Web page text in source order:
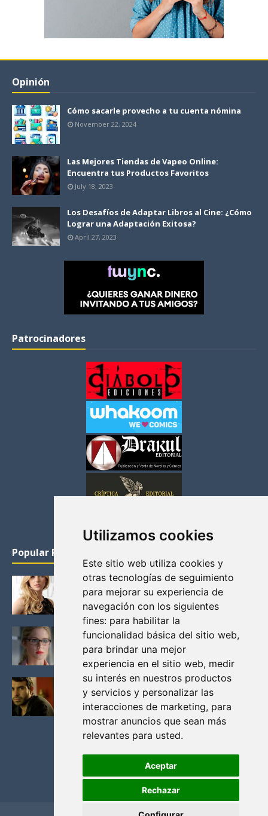
Utilizamos cookies
Este sitio web utiliza cookies y
otras tecnologías de seguimiento
para mejorar su experiencia de
navegación con los siguientes
fines: para habilitar la
funcionalidad básica del sitio web,
para brindar una mejor
experiencia en el sitio web, medir
su interés en nuestros productos
y servicios y personalizar las
interacciones de marketing, para
mostrar anuncios que sean más
relevantes para usted.
Aceptar
Rechazar
Opinión
Cómo sacarle provecho a tu cuenta nómina
November 22, 2024
Las Mejores Tiendas de Vapeo Online:
Encuentra tus Productos Favoritos
July 18, 2023
Los Desafíos de Adaptar Libros al Cine: ¿Cómo
Lograr una Adaptación Exitosa?
April 27, 2023
Patrocinadores
Popular Posts
KATHERYN WINNICK: LA ACTRIZ MAS GUAPA DE
VIKINGOS
Junio 14, 2013
FELICITY (EMILY BETT RICKARDS), LAS FOTOS
MAS BONITAS DE LA ALIADA DE ARROW
Noviembre 30, 2013
BLACK MIRROR: TODA TU HISTORIA. EPISODIO 3.
LA CRITICA
Mayo 17, 2012